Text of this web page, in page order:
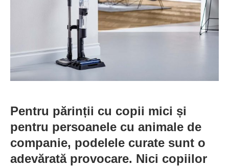
Pentru părinții cu copii mici și
pentru persoanele cu animale de
companie, podelele curate sunt o
adevărată provocare. Nici copiilor